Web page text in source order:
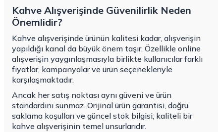
Kahve Alışverişinde Güvenilirlik Neden
Önemlidir?
Kahve alışverişinde ürünün kalitesi kadar, alışverişin
yapıldığı kanal da büyük önem taşır. Özellikle online
alışverişin yaygınlaşmasıyla birlikte kullanıcılar farklı
fiyatlar, kampanyalar ve ürün seçenekleriyle
karşılaşmaktadır.
Ancak her satış noktası aynı güveni ve ürün
standardını sunmaz. Orijinal ürün garantisi, doğru
saklama koşulları ve güncel stok bilgisi; kaliteli bir
kahve alışverişinin temel unsurlarıdır.